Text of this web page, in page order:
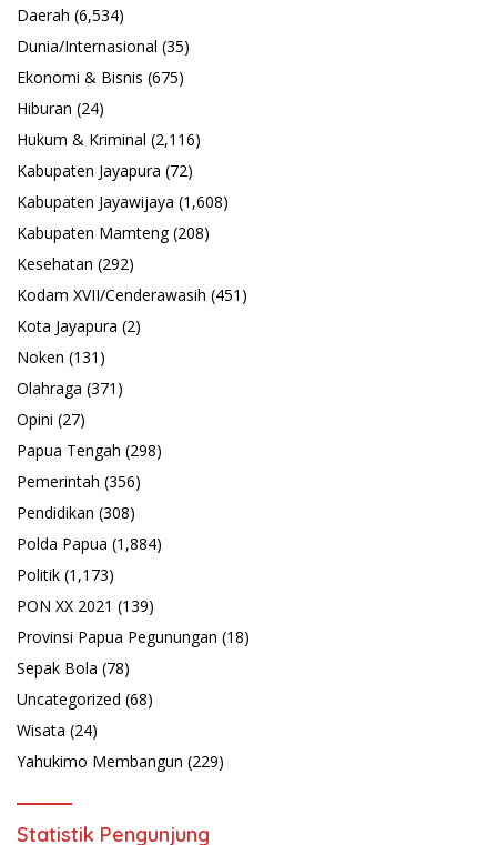
Noken(131)
Olahraga(371)
Opini(27)
Papua Tengah
Pemerintah(356)
Pendidikan (308)
Polda Papua(1,884)
Politik(1,173)
PON XX 2021(139)
Provinsi Papua Pegunungan(18)
Sepak Bola(78)
Uncategorized
Wisata(24)
Yahukimo Membangun
Statistik Pengunjung
Ad Insenter
Copyright - kawattimur.id